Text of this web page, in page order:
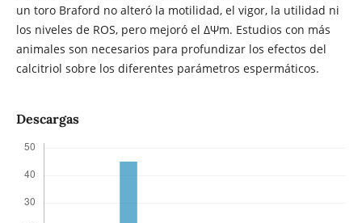
un toro Braford no alteró la motilidad, el vigor, la utilidad ni
los niveles de ROS, pero mejoró el ΔΨm. Estudios con más
animales son necesarios para profundizar los efectos del
calcitriol sobre los diferentes parámetros espermáticos.
Descargas